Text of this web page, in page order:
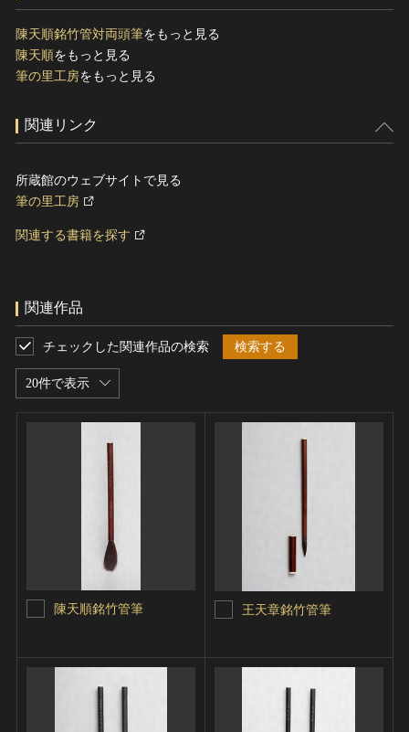
陳天順銘竹管対両頭筆をもっと見る
陳天順をもっと見る
筆の里工房をもっと見る
関連リンク
所蔵館のウェブサイトで見る
筆の里工房
関連する書籍を探す
関連作品
20件で表示
チェックした関連作品の検索 検索する
陳天順銘竹管筆 王天章銘竹管筆